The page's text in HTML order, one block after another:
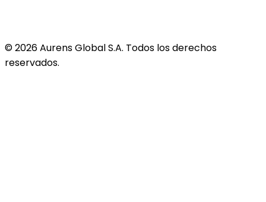
©2026Aurens Global S.A. Todos los derechos
reservados.